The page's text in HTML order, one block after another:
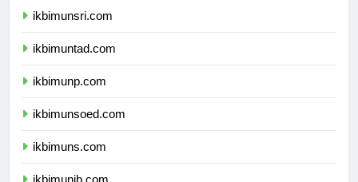
ikbimunsri.com
ikbimuntad.com
ikbimunp.com
ikbimunsoed.com
ikbimuns.com
ikbimunib.com